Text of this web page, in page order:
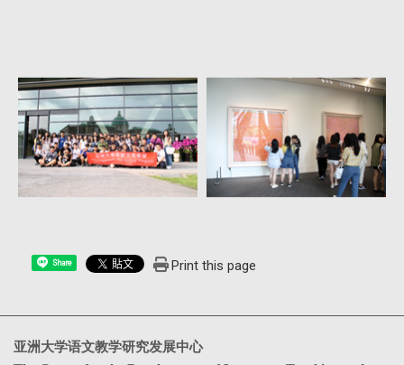
Share Print this page
亚洲大学语文教学研究发展中心